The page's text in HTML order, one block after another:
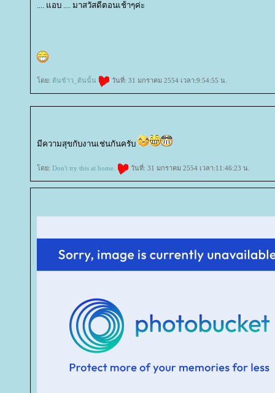
.... แอบ .... มาสวัสดีตอนเช้าๆค่ะ
ดย: ต้นข้าว_ต้นนั้น วันที่: 31 มกราคม 2554 เวลา:9:54:55 น.
มีความสุขกับงานเช่นกันครับ
ดย: Don't try this at home. วันที่: 31 มกราคม 2554 เวลา:11:46:23 น.